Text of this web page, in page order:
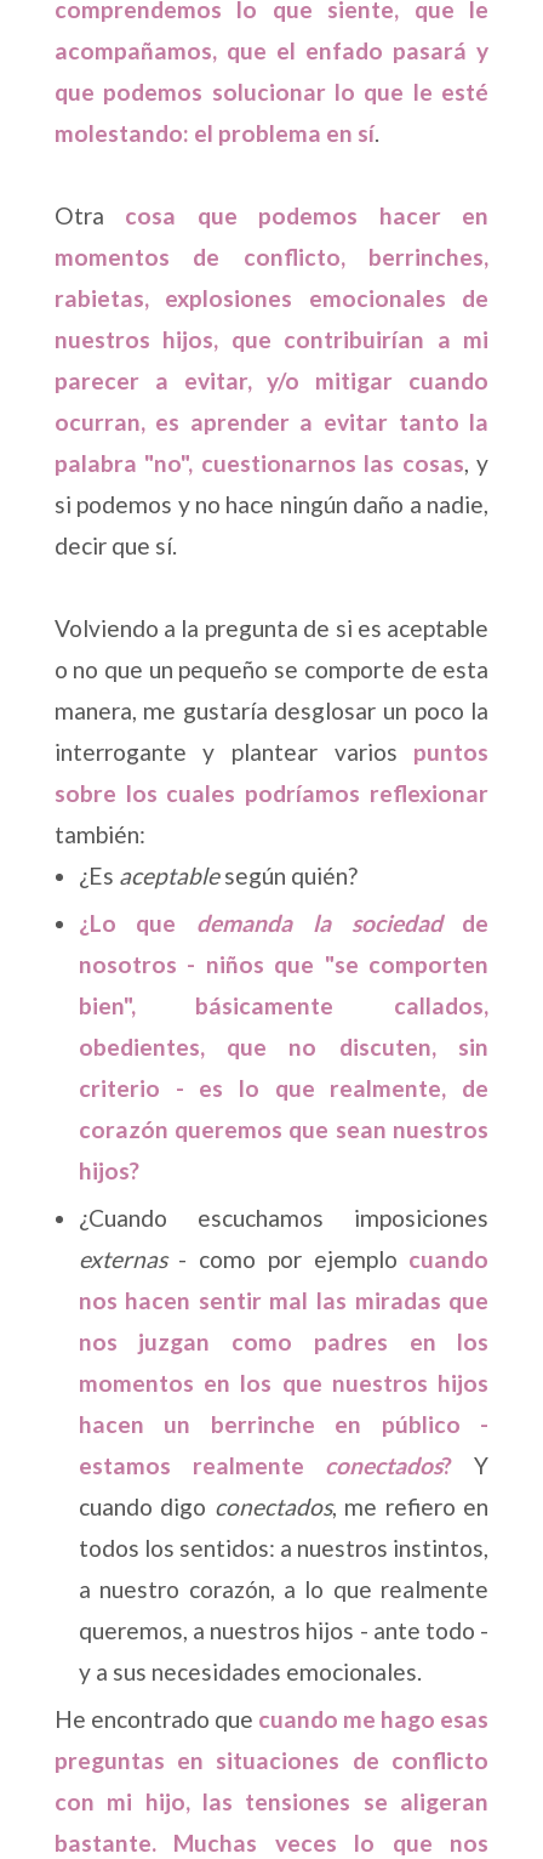
comprendemos lo que siente, que le
acompañamos, que el enfado pasará y
que podemos solucionar lo que le esté
molestando: el problema en sí.
Otra cosa que podemos hacer en
momentos de conflicto, berrinches,
rabietas, explosiones emocionales de
nuestros hijos, que contribuirían a mi
parecer a evitar, y/o mitigar cuando
ocurran, es aprender a evitar tanto la
palabra "no", cuestionarnos las cosas, y
si podemos y no hace ningún daño a nadie,
decir que sí.
Volviendo a la pregunta de si es aceptable
o no que un pequeño se comporte de esta
manera, me gustaría desglosar un poco la
interrogante y plantear varios puntos
sobre los cuales podríamos reflexionar
también:
¿Es aceptablesegún quién?
¿Lo que demanda la sociedadde
nosotros - niños que "se comporten
bien", básicamente callados,
obedientes, que no discuten, sin
criterio - es lo que realmente, de
corazón queremos que sean nuestros
hijos?
¿Cuando escuchamos imposiciones
externas- como por ejemplo cuando
nos hacen sentir mal las miradas que
nos juzgan como padres en los
momentos en los que nuestros hijos
hacen un berrinche en público -
estamos realmente conectados? Y
cuando digo conectados, me refiero en
todos los sentidos: a nuestros instintos,
a nuestro corazón, a lo que realmente
queremos, a nuestros hijos - ante todo -
y a sus necesidades emocionales.
He encontrado que cuando me hago esas
preguntas en situaciones de conflicto
con mi hijo, las tensiones se aligeran
bastante. Muchas veces lo que nos